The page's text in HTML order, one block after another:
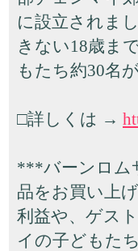
に設立されま
きない18歳ま
もたち約30名
□詳しくは →
***バーンロム
品をお買い上
利益や、ゲス
イの子どもた